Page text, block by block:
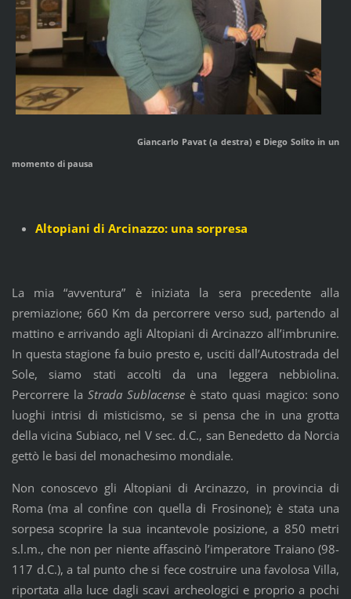
Giancarlo Pavat (a destra) e Diego Solito in un
momento di pausa
Altopiani di Arcinazzo: una sorpresa
La mia “avventura” è iniziata la sera precedente alla
premiazione; 660 Km da percorrere verso sud, partendo al
mattino e arrivando agli Altopiani di Arcinazzo all’imbrunire.
In questa stagione fa buio presto e, usciti dall’Autostrada del
Sole, siamo stati accolti da una leggera nebbiolina.
Percorrere la Strada Sublacense è stato quasi magico: sono
luoghi intrisi di misticismo, se si pensa che in una grotta
della vicina Subiaco, nel V sec. d.C., san Benedetto da Norcia
gettò le basi del monachesimo mondiale.
Non conoscevo gli Altopiani di Arcinazzo, in provincia di
Roma (ma al confine con quella di Frosinone); è stata una
sorpesa scoprire la sua incantevole posizione, a 850 metri
s.l.m., che non per niente affascinò l’imperatore Traiano (98-
117 d.C.), a tal punto che si fece costruire una favolosa Villa,
riportata alla luce dagli scavi archeologici e proprio a pochi